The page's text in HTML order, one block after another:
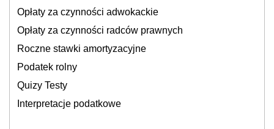
Opłaty za czynności adwokackie
Opłaty za czynności radców prawnych
Roczne stawki amortyzacyjne
Podatek rolny
Quizy Testy
Interpretacje podatkowe